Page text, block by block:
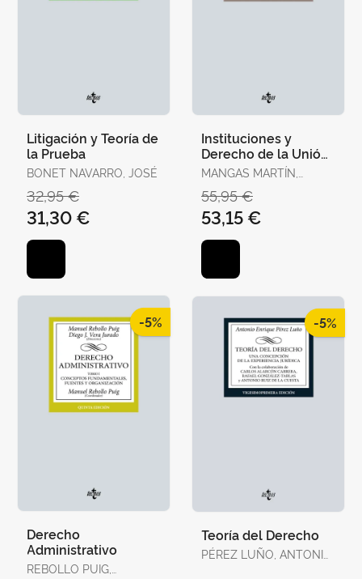
Litigación y Teoría de
la Prueba
BONET NAVARRO, JOSÉ
32,95 €
31,30 €
Instituciones y
Derecho de la Unión
Europea
MANGAS MARTÍN,
NOGUERAS, DIEGO J.
55,95 €
53,15 €
-5%
Derecho
Administrativo
REBOLLO PUIG,
-5%
Teoría del Derecho
PÉREZ LUÑO, ANTONIO